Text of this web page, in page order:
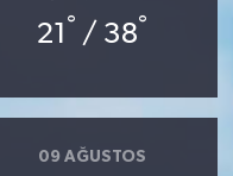
21 ° / 38°
09 AĞUSTOS